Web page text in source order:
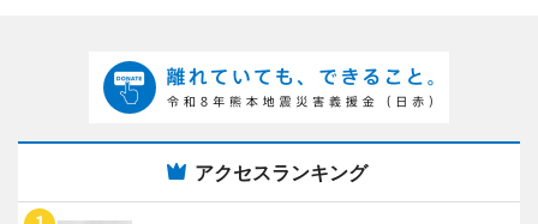
アクセスランキング